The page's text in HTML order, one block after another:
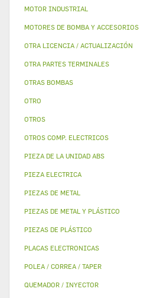
MOTOR INDUSTRIAL
MOTORES DE BOMBA Y ACCESORIOS
OTRA LICENCIA / ACTUALIZACIÓN
OTRA PARTES TERMINALES
OTRAS BOMBAS
OTRO
OTROS
OTROS COMP. ELECTRICOS
PIEZA DE LA UNIDAD ABS
PIEZA ELECTRICA
PIEZAS DE METAL
PIEZAS DE METAL Y PLÁSTICO
PIEZAS DE PLÁSTICO
PLACAS ELECTRONICAS
POLEA / CORREA / TAPER
QUEMADOR / INYECTOR